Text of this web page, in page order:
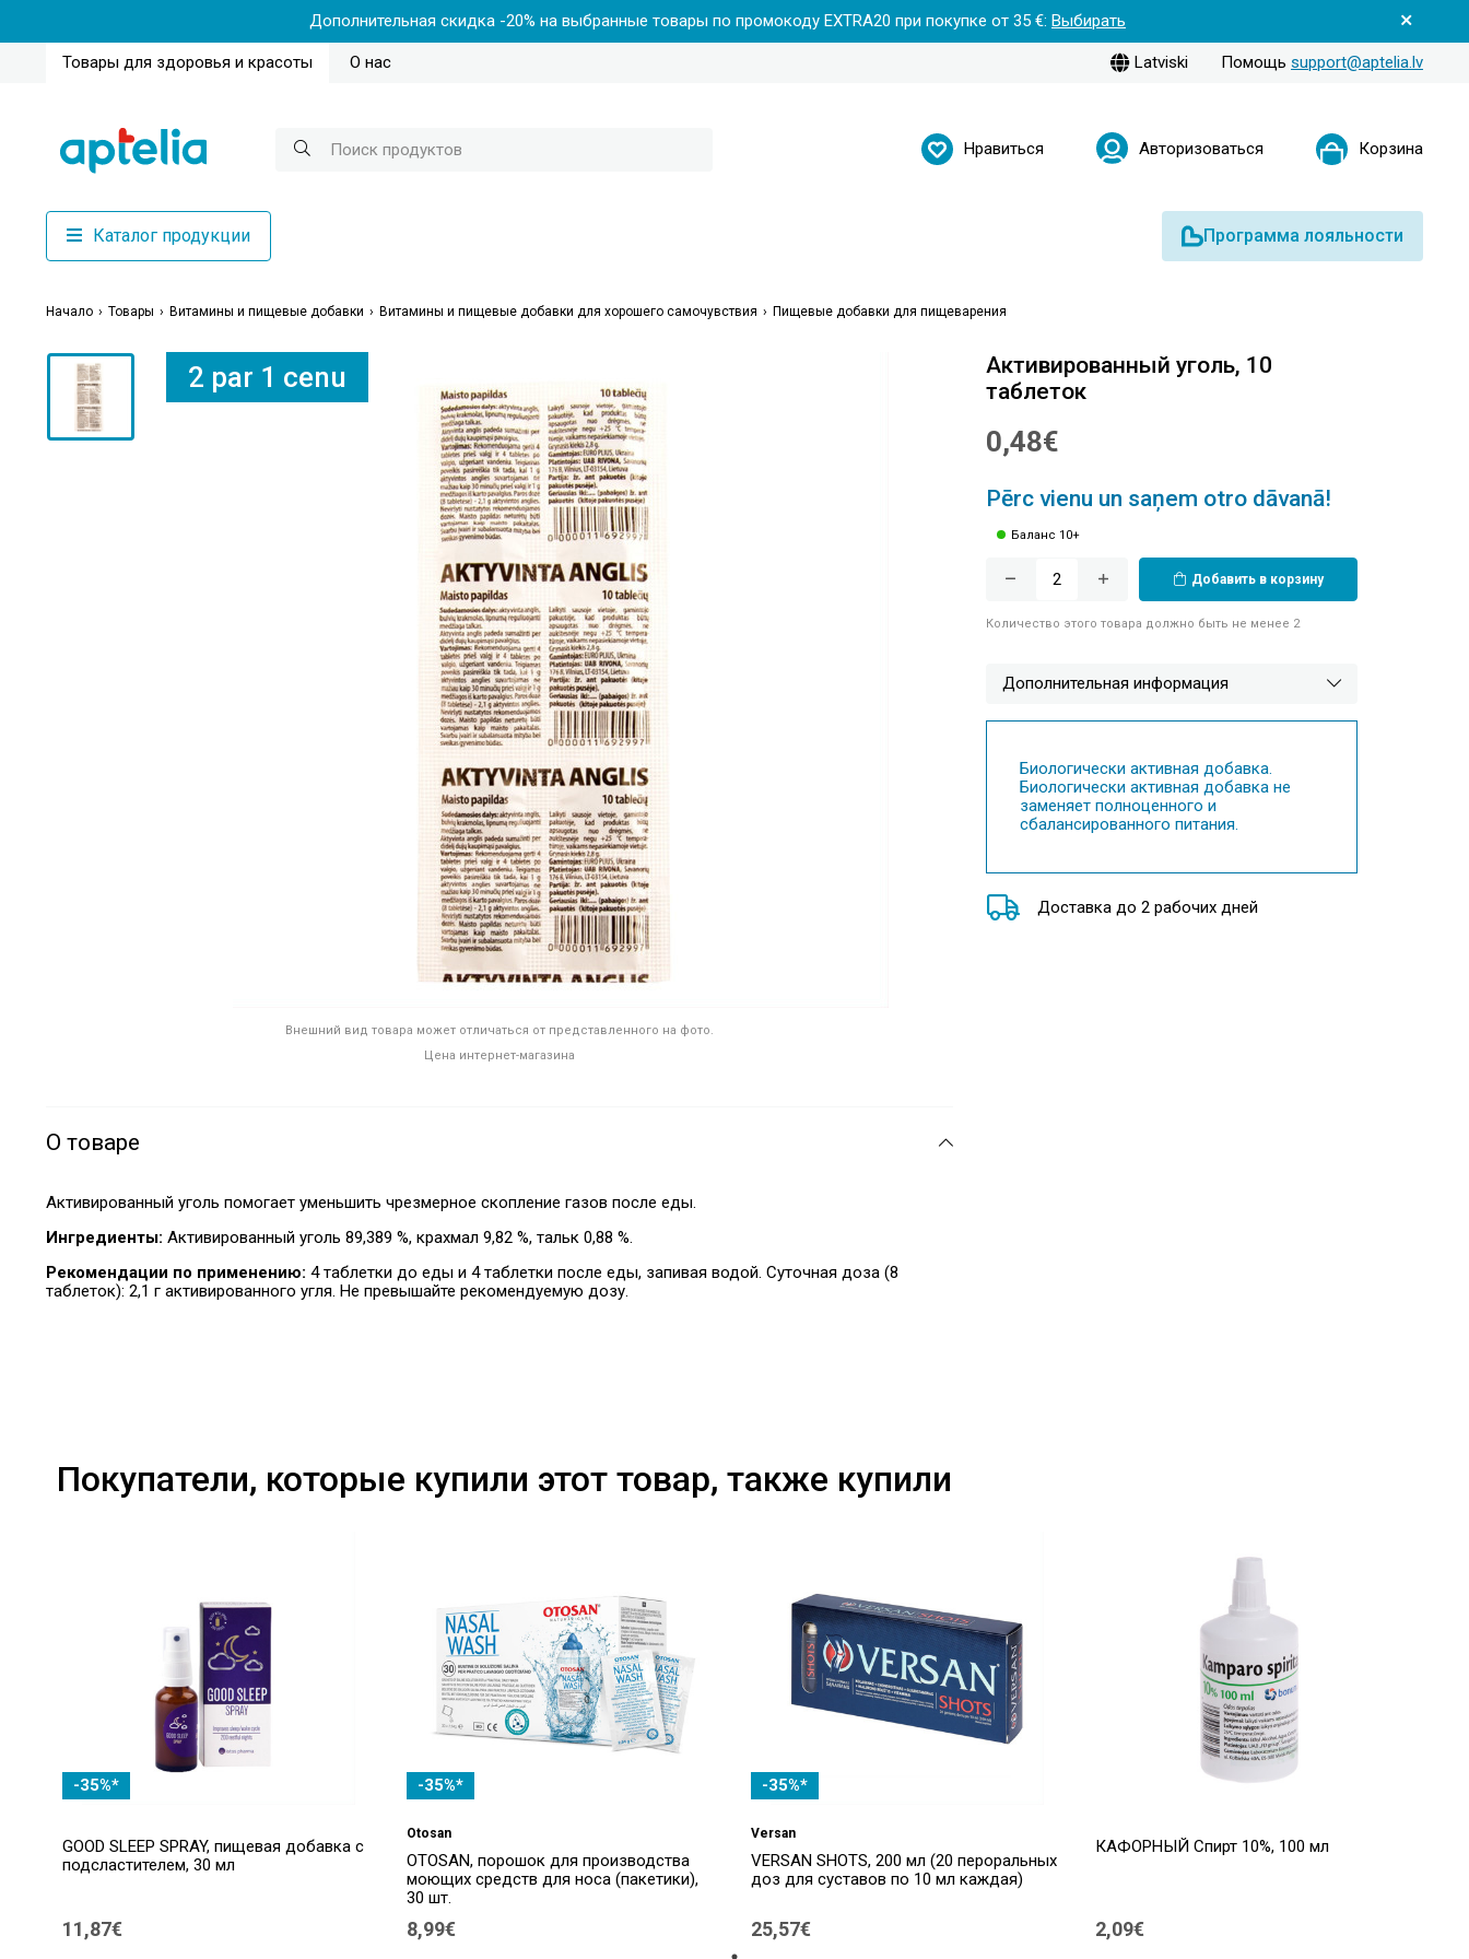
Дополнительная скидка -20% на выбранные товары по промокоду EXTRA20 при покупке от 35 €: Выбирать
Товары для здоровья и красоты О нас Latviski Помощь support@aptelia.lv
Нравиться Авторизоваться Корзина
Каталог продукции Программа лояльности
Начало Товары Витамины и пищевые добавки Витамины и пищевые добавки для хорошего самочувствия Пищевые добавки для пищеварения
2 par 1 cenu
Внешний вид товара может отличаться от представленного на фото.
Цена интернет-магазина
О товаре
Активированный уголь помогает уменьшить чрезмерное скопление газов после еды.
Ингредиенты: Активированный уголь 89,389 %, крахмал 9,82 %, тальк 0,88 %.
Рекомендации по применению: 4 таблетки до еды и 4 таблетки после еды, запивая водой. Суточная доза (8
таблеток): 2,1 г активированного угля. Не превышайте рекомендуемую дозу.
Активированный уголь, 10
таблеток
0,48€
Pērc vienu un saņem otro dāvanā!
Баланс 10+
Добавить в корзину
Количество этого товара должно быть не менее 2
Дополнительная информация
Биологически активная добавка.
Биологически активная добавка не
заменяет полноценного и
сбалансированного питания.
Доставка до 2 рабочих дней
Покупатели, которые купили этот товар, также купили
-35%*
GOOD SLEEP SPRAY, пищевая добавка с
подсластителем, 30 мл
11,87€
-35%*
Otosan
OTOSAN, порошок для производства
моющих средств для носа (пакетики),
30 шт.
8,99€
-35%*
Versan
VERSAN SHOTS, 200 мл (20 пероральных
доз для суставов по 10 мл каждая)
25,57€
КАФОРНЫЙ Спирт 10%, 100 мл
2,09€